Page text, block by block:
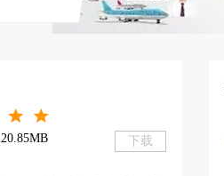
20.85MB
下载